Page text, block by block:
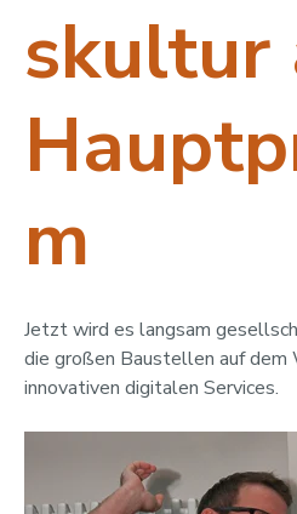
skultur
m
Jetzt wird es langsam
die großen Baustellen auf dem
innovativen digitalen Services.